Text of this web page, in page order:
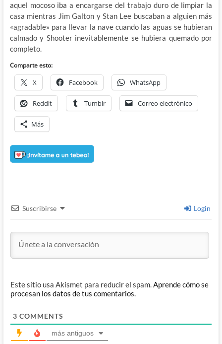
aquel mocoso iba a encargarse del trabajo duro de limpiar la
casa mientras Jim Galton y Stan Lee buscaban a alguien más
«agradable» para llevar la nave cuando las aguas se hubieran
calmado y Shooter inevitablemente se hubiera quemado por
completo.
Comparte esto:
X Facebook WhatsApp
Reddit Tumblr Correo electrónico
Más
Suscribirse Login
Este sitio usa Akismet para reducir el spam.Aprende cómo se
procesan los datos de tus comentarios.
3 COMMENTS
más antiguos